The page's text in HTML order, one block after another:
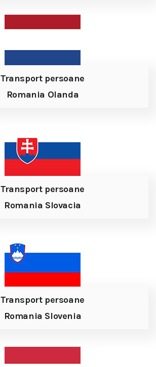
Transport persoane
Romania Olanda
Transport persoane
Romania Slovacia
Transport persoane
Romania Slovenia